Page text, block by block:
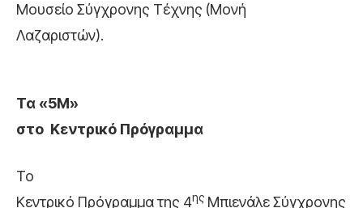
Μουσείο Σύγχρονης Τέχνης (Μονή
Λαζαριστών).
Τα «5Μ»
στο Κεντρικό Πρόγραμμα
Το
Κεντρικό Πρόγραμμα της 4ης Μπιενάλε Σύγχρονης